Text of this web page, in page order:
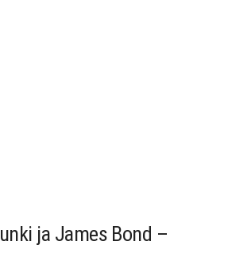
ja James Bond –